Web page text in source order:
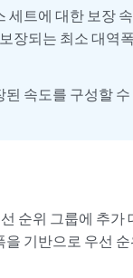
세트에 대한 보장
장되는 최소 대역
속도를 구성할 수
순위 그룹에 추가
기반으로 우선